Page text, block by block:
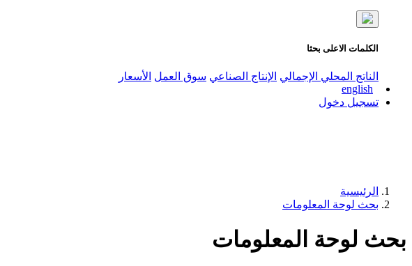
الكلمات الاعلى بحثا
الناتج المحلي الإجمالي الإنتاج الصناعي سوق العمل الأسعار
english
تسجيل دخول
الرئيسية
بحث لوحة المعلومات
بحث لوحة المعلومات